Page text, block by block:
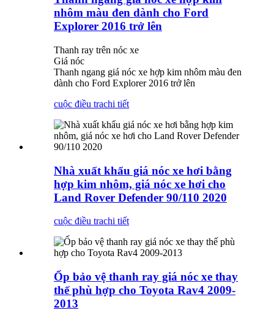
nhôm màu đen dành cho Ford
Explorer 2016 trở lên
Thanh ray trên nóc xe
Giá nóc
Thanh ngang giá nóc xe hợp kim nhôm màu đen
dành cho Ford Explorer 2016 trở lên
cuộc điều trachi tiết
Nhà xuất khẩu giá nóc xe hơi bằng
hợp kim nhôm, giá nóc xe hơi cho
Land Rover Defender 90/110 2020
cuộc điều trachi tiết
Ốp bảo vệ thanh ray giá nóc xe thay
thế phù hợp cho Toyota Rav4 2009-
2013